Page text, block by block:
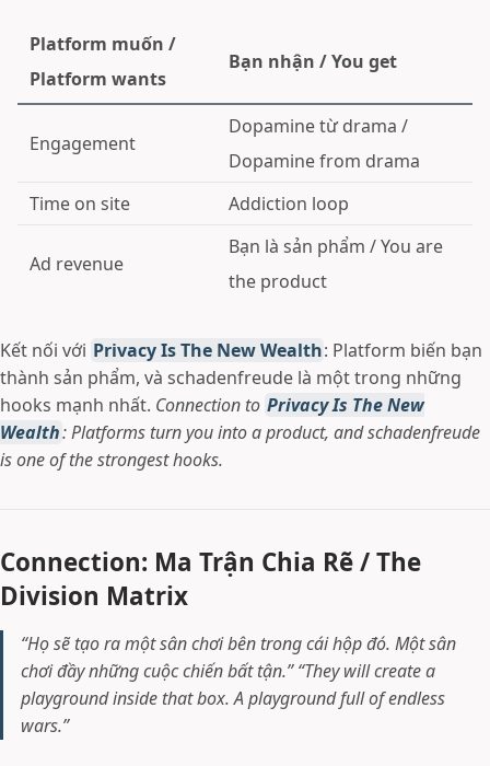
Platform muốn /
Platform wants
Bạn nhận / You get
Engagement
Dopamine từ drama /
Dopamine from drama
Time on site
Addiction loop
Ad revenue
Bạn là sản phẩm / You are
the product
Kết nối với Privacy Is The New Wealth: Platform biến bạn
thành sản phẩm, và schadenfreude là một trong những
hooks mạnh nhất. Connection to Privacy Is The New
Wealth: Platforms turn you into a product, and schadenfreude
is one of the strongest hooks.
Connection: Ma Trận Chia Rẽ / The
Division Matrix
“Họ sẽ tạo ra một sân chơi bên trong cái hộp đó. Một sân
chơi đầy những cuộc chiến bất tận.” “They will create a
playground inside that box. A playground full of endless
wars.”